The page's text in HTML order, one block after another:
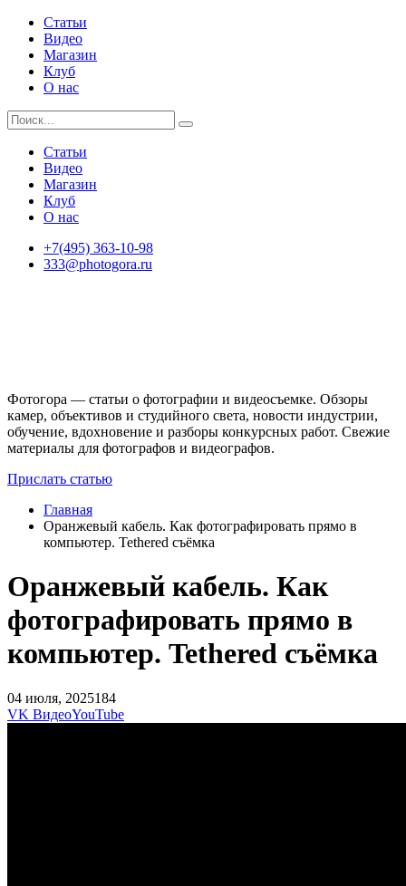
Статьи
Видео
Магазин
Клуб
О нас
Статьи
Видео
Магазин
Клуб
О нас
+7(495) 363-10-98
333@photogora.ru
Фотогора — статьи о фотографии и видеосъемке. Обзоры
камер, объективов и студийного света, новости индустрии,
обучение, вдохновение и разборы конкурсных работ. Свежие
материалы для фотографов и видеографов.
Прислать статью
Главная
Оранжевый кабель. Как фотографировать прямо в
компьютер. Tethered съёмка
Оранжевый кабель. Как
фотографировать прямо в
компьютер. Tethered съёмка
04 июля, 2025184
VK ВидеоYouTube